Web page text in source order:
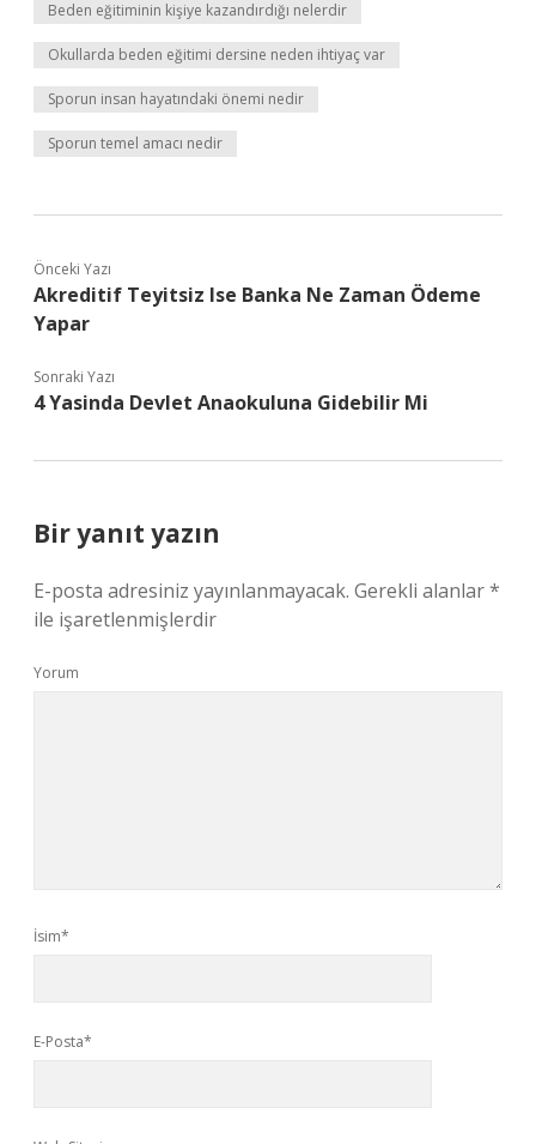
Beden eğitiminin kişiye kazandırdığı nelerdir
Okullarda beden eğitimi dersine neden ihtiyaç var
Sporun insan hayatındaki önemi nedir
Sporun temel amacı nedir
Önceki Yazı
Akreditif Teyitsiz Ise Banka Ne Zaman Ödeme
Yapar
Sonraki Yazı
4 Yasinda Devlet Anaokuluna Gidebilir Mi
Bir yanıt yazın
E-posta adresiniz yayınlanmayacak. Gerekli alanlar*
ile işaretlenmişlerdir
Yorum
İsim*
E-Posta*